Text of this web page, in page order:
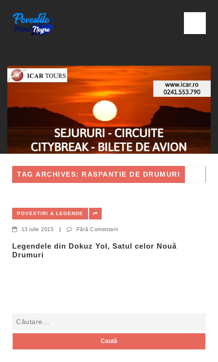
TAG ARCHIVES: RASPANTIE DE DRUMURI
POVESTIRI & LEGENDE
13 iulie 2015 | Fără Comentarii
Legendele din Dokuz Yol, Satul celor Nouă
Drumuri